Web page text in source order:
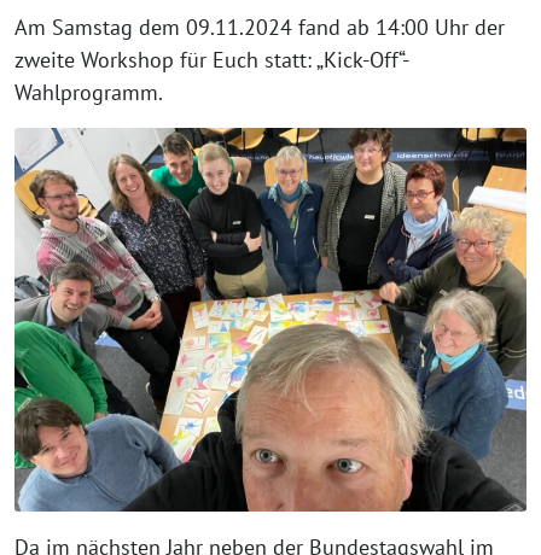
Am Samstag dem 09.11.2024 fand ab 14:00 Uhr der
zweite Workshop für Euch statt: „Kick-Off“-
Wahlprogramm.
Da im nächsten Jahr neben der Bundestagswahl im